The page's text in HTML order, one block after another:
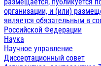
организации, и (или)
является обязательным в
Российской Федерации
Наука
Научное управление
Диссертационный совет